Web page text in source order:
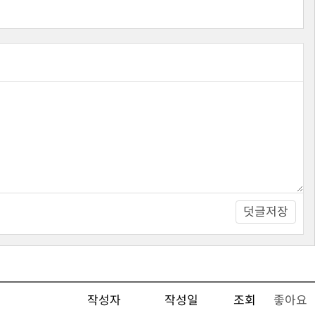
덧글저장
작성자 작성일 조회 좋아요